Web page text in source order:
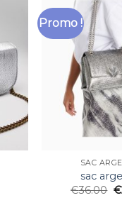
Promo !
SAC
sac
€36.00 €